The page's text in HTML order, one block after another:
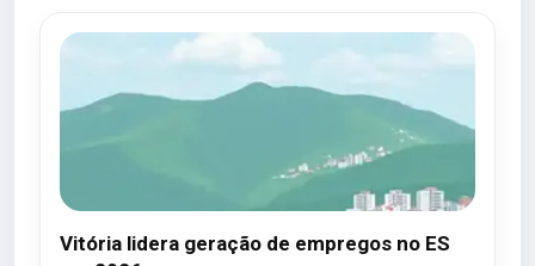
Vitória lidera geração de empregos no ES